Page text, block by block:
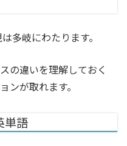
多岐にわたります。
の違いを理解しておく
ンが取れます。
単語